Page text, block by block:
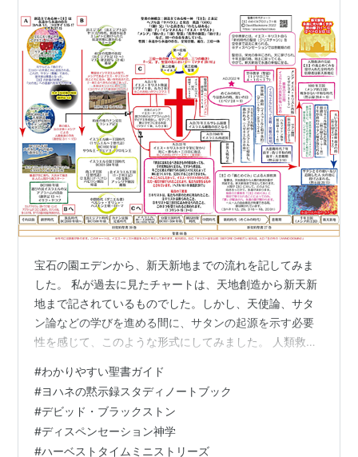
宝石の園エデンから、新天新地までの流れを記してみま
した。 私が過去に見たチャートは、天地創造から新天新
地まで記されているものでした。しかし、天使論、サタ
ン論などの学びを進める間に、サタンの起源を示す必要
性を感じて、このような形式にしてみました。 人類救済
る贖罪です。それを中心にレイアウトしました。全体の
流れについては、聖書ダイジェスト版を参照して下さ
い。 また、大患難時代については、別のチャートを参照
して下さい。 INDEXへ わかりやすい聖書ガイドヨハネの
#わかりやすい聖書ガイド
#ヨハネの黙示録スタディノートブック
#デビッド・ブラックストン
#ディスペンセーション神学
#ハーベストタイムミニストリーズ